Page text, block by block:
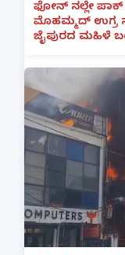
ಫೋನ್ ನಲ್ಲೇ
ಮೊಹಮ್ಮದ್ ಉಗ್ರ
ಜೈಪುರದ ಮಹಿಳೆ